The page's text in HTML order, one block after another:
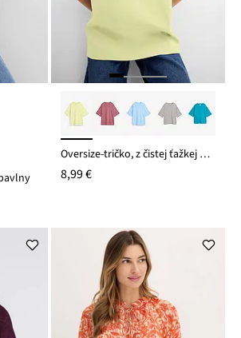
Oversize-tričko, z čistej ťažkej bio bavlny
8,99 €